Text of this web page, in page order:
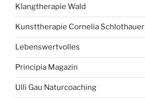
Klangtherapie Wald
Kunsttherapie Cornelia Schlothauer
Lebenswertvolles
Principia Magazin
Ulli Gau Naturcoaching